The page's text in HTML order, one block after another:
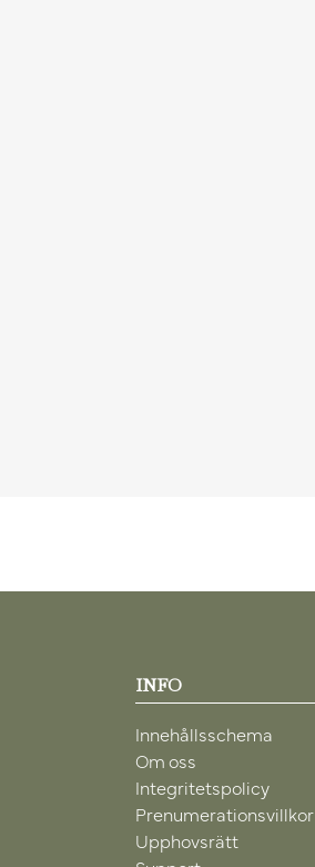
INFO
Innehållsschema
Om oss
Integritetspolicy
Prenumerationsvillkor
Upphovsrätt